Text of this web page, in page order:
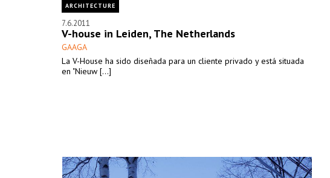
ARCHITECTURE
7.6.2011
V-house in Leiden, The Netherlands
GAAGA
La V-House ha sido diseñada para un cliente privado y está situada
en "Nieuw [...]